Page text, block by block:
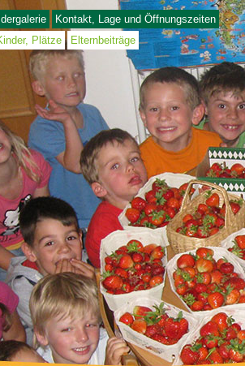
Kontakt, Lage und Öffnungszeiten
Plätze Elternbeiträge